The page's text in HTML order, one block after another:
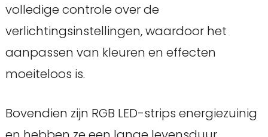
volledige controle over de
verlichtingsinstellingen, waardoor het
aanpassen van kleuren en effecten
moeiteloos is.
Bovendien zijn RGB LED-strips energiezuinig